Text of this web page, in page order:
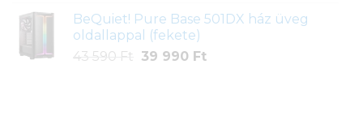
was:
19
900 Ft.
is:
990 Ft.
BeQuiet! Pure Base 501DX ház üveg
oldallappal (fekete)
43 590 Ft
Original
39 990 FtCurrent